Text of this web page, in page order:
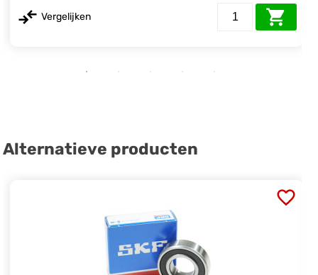
Vergelijken
Alternatieve producten